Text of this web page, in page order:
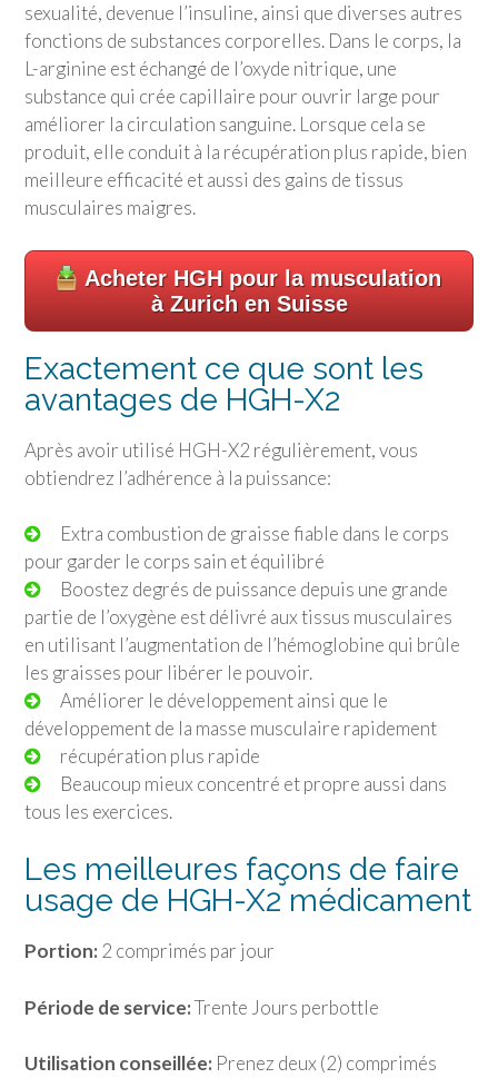
sexualité, devenue l’insuline, ainsi que diverses autres
fonctions de substances corporelles. Dans le corps, la
L-arginine est échangé de l’oxyde nitrique, une
substance qui crée capillaire pour ouvrir large pour
améliorer la circulation sanguine. Lorsque cela se
produit, elle conduit à la récupération plus rapide, bien
meilleure efficacité et aussi des gains de tissus
musculaires maigres.
Acheter HGH pour la musculation
à Zurich en Suisse
Exactement ce que sont les
avantages de HGH-X2
Après avoir utilisé HGH-X2 régulièrement, vous
obtiendrez l’adhérence à la puissance:
Extra combustion de graisse fiable dans le corps
pour garder le corps sain et équilibré
Boostez degrés de puissance depuis une grande
partie de l’oxygène est délivré aux tissus musculaires
en utilisant l’augmentation de l’hémoglobine qui brûle
les graisses pour libérer le pouvoir.
Améliorer le développement ainsi que le
développement de la masse musculaire rapidement
récupération plus rapide
Beaucoup mieux concentré et propre aussi dans
tous les exercices.
Les meilleures façons de faire
usage de HGH-X2 médicament
Portion: 2 comprimés par jour
Période de service:Trente Jours perbottle
Utilisation conseillée: Prenez deux (2) comprimés